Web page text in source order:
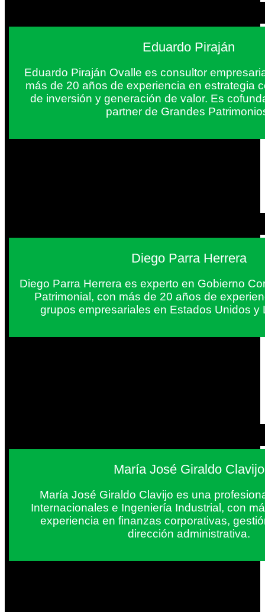
Eduardo Piraján
Eduardo Piraján Ovalle es consultor
más de 20 años de experiencia en estrategia
de inversión y generación de valor. Es
partner de Grandes
Diego Parra Herrera
Diego Parra Herrera es experto en Gobierno
Patrimonial, con más de 20 años de
grupos empresariales en Estados Unidos y
María José Giraldo Clavijo
María José Giraldo Clavijo es una
Internacionales e Ingeniería Industrial, con
experiencia en finanzas corporativas,
dirección administrativa.